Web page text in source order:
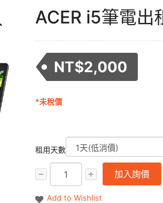
ACER i5筆電出
NT$2,000
*未稅價
租用天數
加入詢價
Add to Wishlist